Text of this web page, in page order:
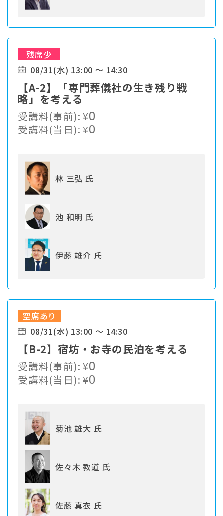
残席少
08/31(水) 13:00 ～ 14:30
【A-2】「専門葬儀社の生き残り戦
略」を考える
受講料(事前):¥0
受講料(当日):¥0
林 三弘 氏
池 和明 氏
伊藤 雄介 氏
空席あり
08/31(水) 13:00 ～ 14:30
【B-2】宿坊・お寺の民泊を考える
受講料(事前):¥0
受講料(当日):¥0
菊池 雄大 氏
佐々木 教道 氏
佐藤 真衣 氏